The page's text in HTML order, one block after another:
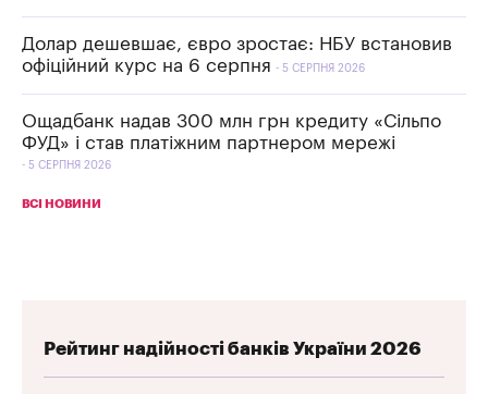
Долар дешевшає, євро зростає: НБУ встановив
офіційний курс на 6 серпня
5 СЕРПНЯ 2026
Ощадбанк надав 300 млн грн кредиту «Сільпо
ФУД» і став платіжним партнером мережі
5 СЕРПНЯ 2026
ВСІ НОВИНИ
Рейтинг надійності банків України 2026